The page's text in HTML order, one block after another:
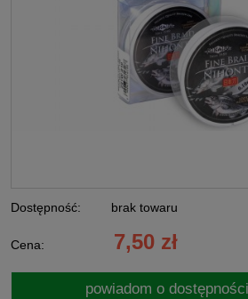
Dostępność: brak towaru
Cena: 7,50 zł
powiadom o dostępności